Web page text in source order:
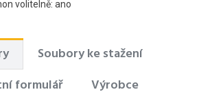
volitelně: ano
Soubory ke stažení
formulář
Výrobce